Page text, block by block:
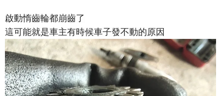
啟動惰齒輪都崩齒了
這可能就是車主有時候車子發不動的原因